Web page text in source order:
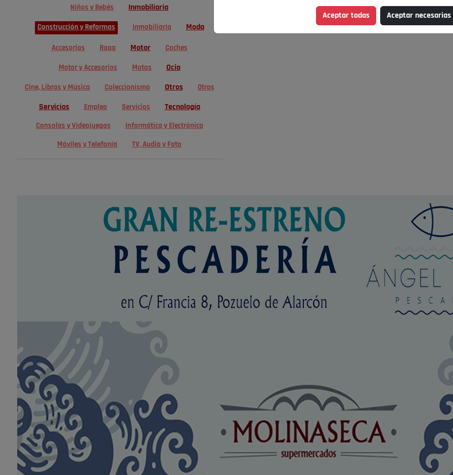
Niños y Bebés Inmobiliaria
Construcción y Reformas Inmobiliaria Moda
Accesorios Ropa Motor Coches
Motor y Accesorios Motos Ocio
Cine, Libros y Música Coleccionismo Otros Otros
Servicios Empleo Servicios Tecnología
Consolas y Videojuegos Informática y Electrónica
Móviles y Telefonía TV, Audio y Foto
Aceptar todas Aceptar necesarias